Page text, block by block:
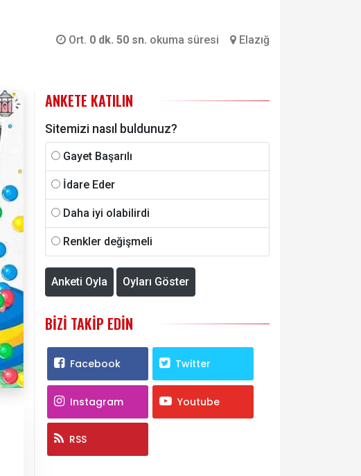
Ort. 0 dk. 50 sn. okuma süresi Elazığ
ANKETE KATILIN
Sitemizi nasıl buldunuz?
Gayet Başarılı
İdare Eder
Daha iyi olabilirdi
Renkler değişmeli
Anketi Oyla Oyları Göster
BIZI TAKIP EDIN
Facebook Twitter
Instagram Youtube
RSS